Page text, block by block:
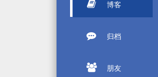
博客
归档
朋友